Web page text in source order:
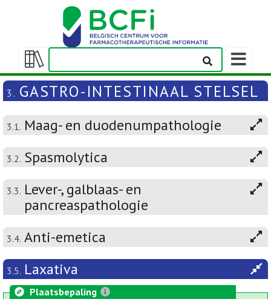
Weergeven/verbergen
inhoudstafel
3. GASTRO-INTESTINAAL STELSEL
3.1. Maag- en duodenumpathologie
3.2. Spasmolytica
3.3. Lever-, galblaas- en
pancreaspathologie
3.4. Anti-emetica
3.5. Laxativa
Plaatsbepaling